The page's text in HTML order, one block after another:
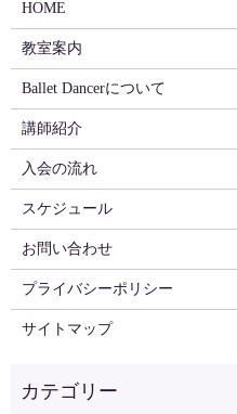
HOME
教室案内
Ballet Dancerについて
講師紹介
入会の流れ
スケジュール
お問い合わせ
プライバシーポリシー
サイトマップ